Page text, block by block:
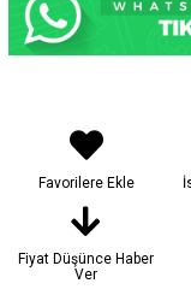
Favorilere Ekle
Fiyat Düşünce Haber
Ver